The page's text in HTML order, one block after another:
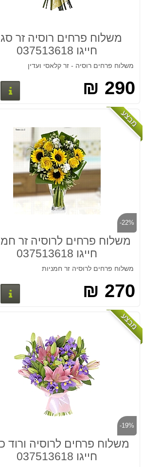
משלוח פרחים רוסיה זר
חייגו 037513618
משלוח פרחים רוסיה - זר קלאסי ועדין
290 ₪
מבצע
-22%
משלוח פרחים לרוסיה זר
חייגו 037513618
משלוח פרחים לרוסיה זר חמניות
270 ₪
מבצע
-19%
משלוח פרחים לרוסיה ורוד
חייגו 037513618